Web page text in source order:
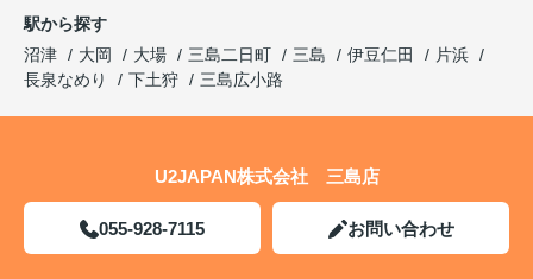
駅から探す
沼津
大岡 大場 三島二日町 三島 伊豆仁田
片浜
長泉なめり
下土狩 三島広小路
U2JAPAN株式会社 三島店
055-928-7115 お問い合わせ